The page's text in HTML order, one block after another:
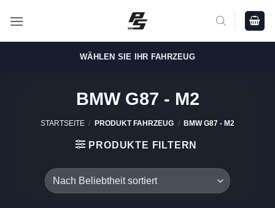
Inhalt
WÄHLEN SIE IHR FAHRZEUG
BMW G87 - M2
STARTSEITE / PRODUKT FAHRZEUG / BMW G87 - M2
PRODUKTE FILTERN